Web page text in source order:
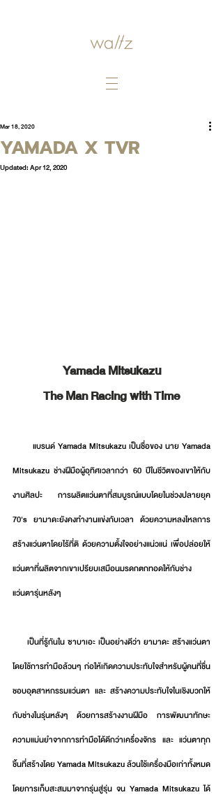
YAMADA X TVR
Mar 18, 2020
Updated:Apr 12, 2020
Yamada Mitsukazu
The Man Racing with Time
Mitsukazu ช่างฝีมือผู้อุทิศเวลากว่า 60 ปีในชีวิตของเขาให้กับ
งานศิลปะ การผลิตแว่นตาที่สมบูรณ์แบบโดยในช่วงปลายยุค
70's ยามาดะยังคงทำงานแข่งกับเวลา ด้วยความหลงไหลการ
สร้างแว่นตาโดยไร้ที่ติ ด้วยความตั้งใจอย่างแน่วแน่ เพื่อปล่อยให้
แว่นตาที่ผลิตจากเขาเปรียบเสมือนมรดกตกทอดให้กับช่าง
แว่นตารุ่นหลังๆ
โดยใช้การทำมือล้วนๆ ก่อให้เกิดความประทับใจสำหรับผู้คนที่ชื่น
ชอบอุตสาหกรรมแว่นตา และ สร้างความประทับใจในเชิงบวกให้
กับช่างในรุ่นหลังๆ ด้วยการสร้างงานฝีมือ การพัฒนาทักษะ
ความแม่นยำจากการทำมือได้ดีกว่าเครื่องจักร และ แว่นตาทุก
ชิ้นที่สร้างโดย Yamada Mitsukazu ล้วนใช้เครื่องมือเก่าทั้งหมด
โดยการเก็บสะสมมาจากรุ่นสู่รุ่น จน Yamada Mitsukazu ได้